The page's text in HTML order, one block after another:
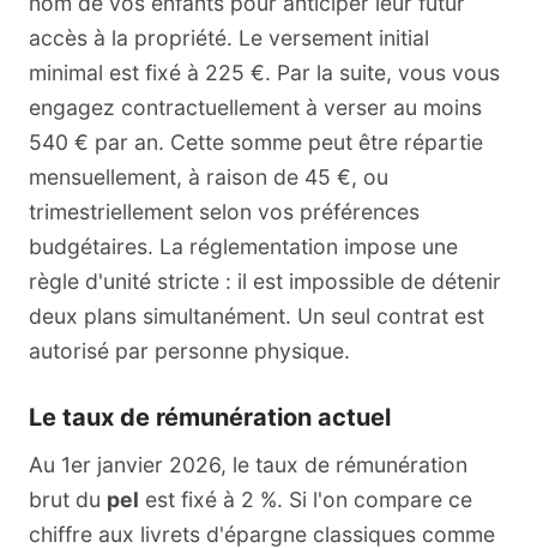
accès à la propriété. Le versement initial
minimal est fixé à 225 €. Par la suite, vous vous
engagez contractuellement à verser au moins
540 € par an. Cette somme peut être répartie
mensuellement, à raison de 45 €, ou
trimestriellement selon vos préférences
budgétaires. La réglementation impose une
règle d'unité stricte : il est impossible de détenir
deux plans simultanément. Un seul contrat est
autorisé par personne physique.
Le taux de rémunération actuel
Au 1er janvier 2026, le taux de rémunération
brut du pel est fixé à 2 %. Si l'on compare ce
chiffre aux livrets d'épargne classiques comme